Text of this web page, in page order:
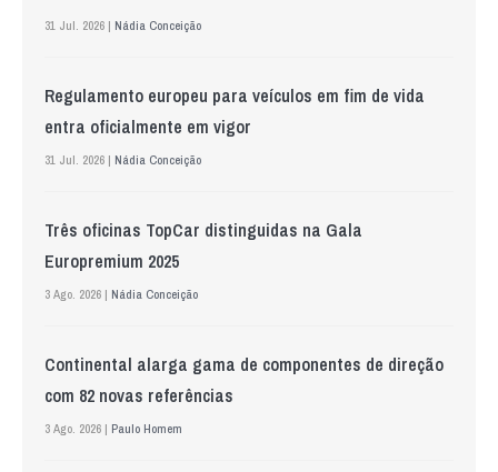
31 Jul. 2026 | Nádia Conceição
Regulamento europeu para veículos em fim de vida
entra oficialmente em vigor
31 Jul. 2026 | Nádia Conceição
Três oficinas TopCar distinguidas na Gala
Europremium 2025
3 Ago. 2026 | Nádia Conceição
Continental alarga gama de componentes de direção
com 82 novas referências
3 Ago. 2026 | Paulo Homem